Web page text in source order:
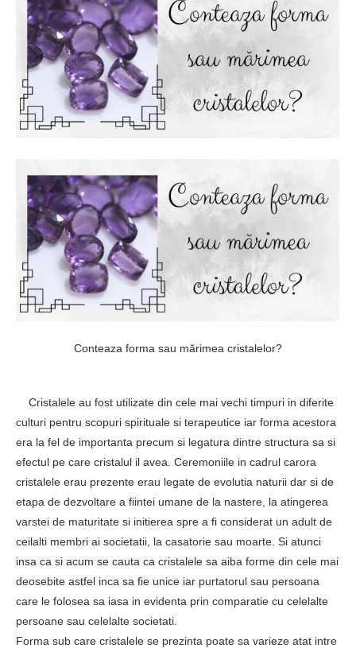
Conteaza forma sau mărimea cristalelor?
Cristalele au fost utilizate din cele mai vechi timpuri in diferite
culturi pentru scopuri spirituale si terapeutice iar forma acestora
era la fel de importanta precum si legatura dintre structura sa si
efectul pe care cristalul il avea. Ceremoniile in cadrul carora
cristalele erau prezente erau legate de evolutia naturii dar si de
etapa de dezvoltare a fiintei umane de la nastere, la atingerea
varstei de maturitate si initierea spre a fi considerat un adult de
ceilalti membri ai societatii, la casatorie sau moarte. Si atunci
insa ca si acum se cauta ca cristalele sa aiba forme din cele mai
deosebite astfel inca sa fie unice iar purtatorul sau persoana
care le folosea sa iasa in evidenta prin comparatie cu celelalte
persoane sau celelalte societati.
Forma sub care cristalele se prezinta poate sa varieze atat intre